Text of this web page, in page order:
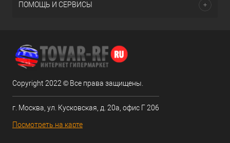
ПОМОЩЬ И СЕРВИСЫ
Copyright 2022 © Все права защищены.
г. Москва, ул. Кусковская, д. 20а, офис Г 206
Посмотреть на карте